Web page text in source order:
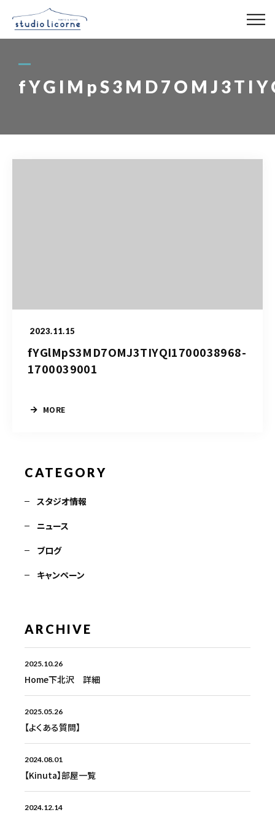
2023.11.15
fYGlMpS3MD7OMJ3TIYQI1700038968-
1700039001
MORE
CATEGORY
スタジオ情報
ニュース
ブログ
キャンペーン
ARCHIVE
2025.10.26
Home下北沢 詳細
2025.05.26
【よくある質問】
2024.08.01
【Kinuta】部屋一覧
2024.12.14
スタジオ検索
090-1260-5732
着信には必ず折り返します。